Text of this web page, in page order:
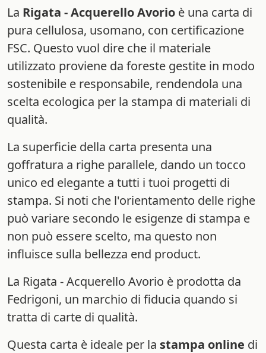
La Rigata - Acquerello Avorio è una carta di
pura cellulosa, usomano, con certificazione
FSC. Questo vuol dire che il materiale
utilizzato proviene da foreste gestite in modo
sostenibile e responsabile, rendendola una
scelta ecologica per la stampa di materiali di
qualità.
La superficie della carta presenta una
goffratura a righe parallele, dando un tocco
unico ed elegante a tutti i tuoi progetti di
stampa. Si noti che l'orientamento delle righe
può variare secondo le esigenze di stampa e
non può essere scelto, ma questo non
influisce sulla bellezza end product.
La Rigata - Acquerello Avorio è prodotta da
Fedrigoni, un marchio di fiducia quando si
tratta di carte di qualità.
Questa carta è ideale per la stampa online di